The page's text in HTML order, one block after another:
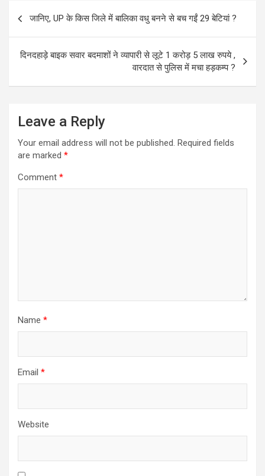
p
k
Post
navigation
जानिए, UP के किस जिले में बालिका वधु बनने से बच गईं 29 बेटियां ?
दिनदहाड़े बाइक सवार बदमाशों ने व्यापारी से लूटे 1 करोड़ 5 लाख रुपये ,
वारदात से पुलिस में मचा हड़कम्प ?
Leave a Reply
Your email address will not be published. Required fields
are marked *
Comment *
Name *
Email *
Website